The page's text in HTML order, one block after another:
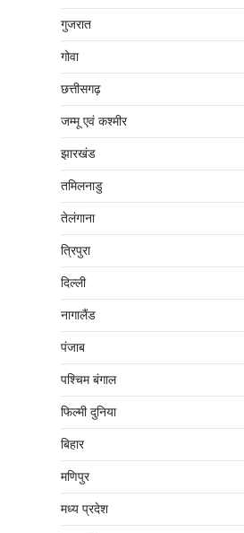
गुजरात
गोवा
छत्तीसगढ़
जम्‍मू एवं कश्‍मीर
झारखंड
तमिलनाडु
तेलंगाना
त्रिपुरा
दिल्‍ली
नागालैंड
पंजाब
पश्चिम बंगाल
फिल्मी दुनिया
बिहार
मणिपुर
मध्‍य प्रदेश